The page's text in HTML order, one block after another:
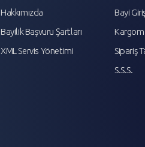
Hakkımızda
Bayilik Başvuru Şartları
XML Servis Yönetimi
Bayi
Sipariş
S.S.S.